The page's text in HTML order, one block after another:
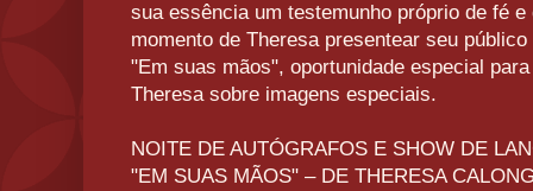
sua essência um testemunho próprio de fé
momento de Theresa presentear seu
"Em suas mãos", oportunidade especial
Theresa sobre imagens especiais.
NOITE DE AUTÓGRAFOS E SHOW DE
"EM SUAS MÃOS" – DE THERESA